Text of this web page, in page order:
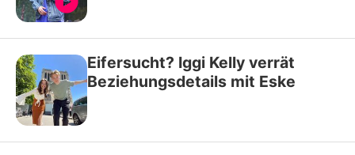
Eifersucht? Iggi Kelly verrät
Beziehungsdetails mit Eske